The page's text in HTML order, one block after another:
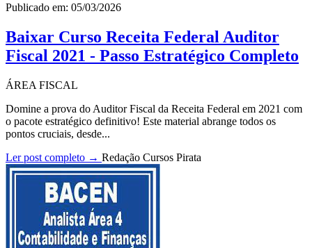
Publicado em: 05/03/2026
Baixar Curso Receita Federal Auditor
Fiscal 2021 - Passo Estratégico Completo
ÁREA FISCAL
Domine a prova do Auditor Fiscal da Receita Federal em 2021 com
o pacote estratégico definitivo! Este material abrange todos os
pontos cruciais, desde...
Ler post completo → Redação Cursos Pirata